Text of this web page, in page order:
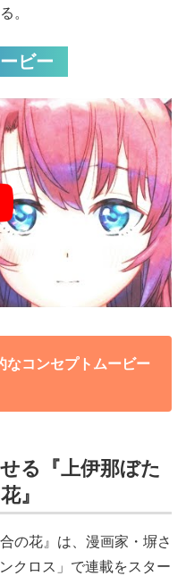
。
ビー
なコンセプトムービー
る『上伊那ぼた
』
の花』は、漫画家・塀さ
クロス」で連載をスター